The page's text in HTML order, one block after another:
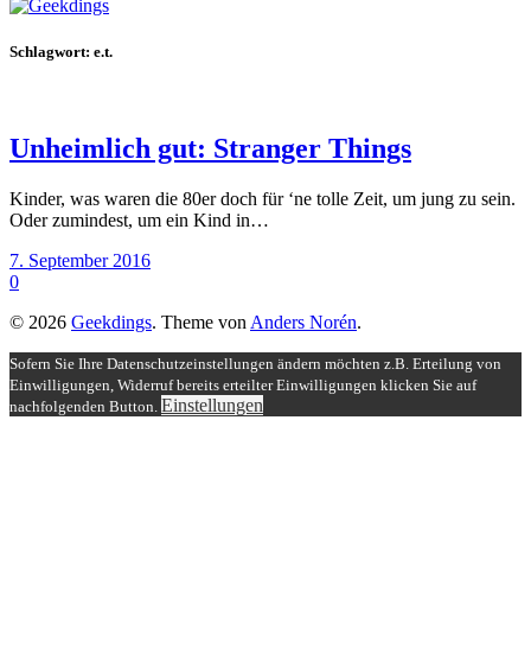
Schlagwort: e.t.
Unheimlich gut: Stranger Things
Kinder, was waren die 80er doch für ‘ne tolle Zeit, um jung zu sein.
Oder zumindest, um ein Kind in…
7. September 2016
0
© 2026 Geekdings. Theme von Anders Norén.
Sofern Sie Ihre Datenschutzeinstellungen ändern möchten z.B. Erteilung von
Einwilligungen, Widerruf bereits erteilter Einwilligungen klicken Sie auf
nachfolgenden Button. Einstellungen